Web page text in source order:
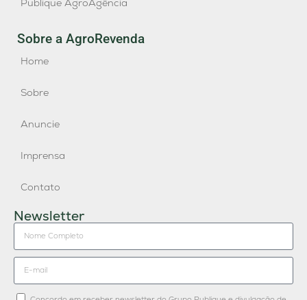
Publique AgroAgência
Sobre a AgroRevenda
Home
Sobre
Anuncie
Imprensa
Contato
Newsletter